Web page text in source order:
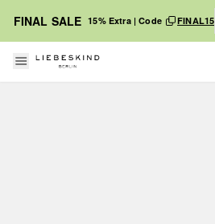
FINAL SALE 15% Extra | Code FINAL15